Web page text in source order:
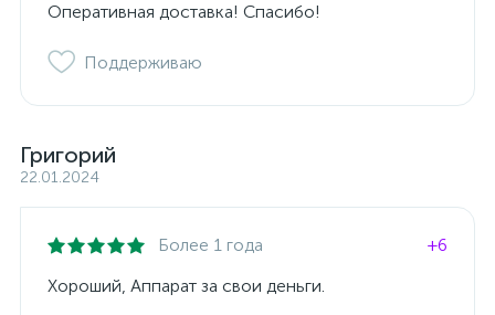
Оперативная доставка! Спасибо!
Поддерживаю
Григорий
22.01.2024
Более 1 года
+6
Хороший, Аппарат за свои деньги.